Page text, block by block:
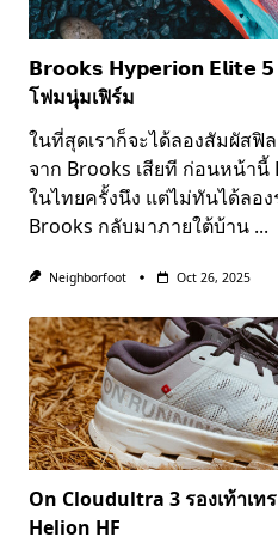
𝗕𝗿𝗼𝗼𝗸𝘀 𝗛𝘆𝗽𝗲𝗿𝗶𝗼𝗻 𝗘𝗹𝗶𝘁𝗲
โฟมนุ่มเฟิร์ม
ในที่สุดเราก็จะได้ลองสัมผัสฟิ
จาก Brooks เสียที ก่อนหน้านี้
ในไทยครั้งนึง แต่ไม่ทันได้ลอ
Brooks กลับมาภายใต้บ้าน ...
Neighborfoot Oct 26, 2025
On Cloudultra 3 รองเท้าเ
Helion HF